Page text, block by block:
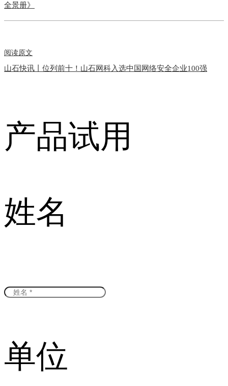
全景册》
阅读原文
山石快讯丨位列前十！山石网科入选中国网络安全企业100强
产品试用
姓名
单位